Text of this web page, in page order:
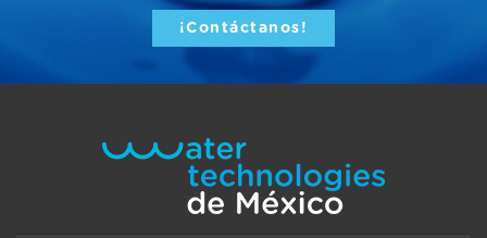
¡Contáctanos!